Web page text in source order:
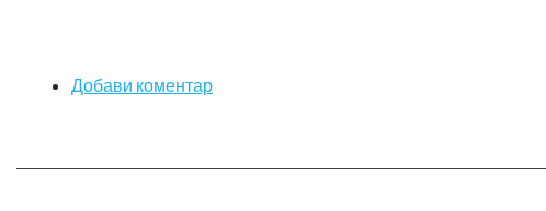
Добави коментар